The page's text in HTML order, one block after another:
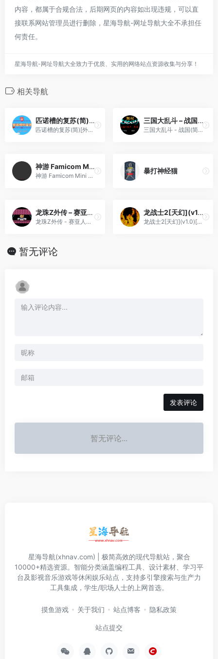
内容，都属于合规合法，后期网页的内容如出现违规，可以直
接联系网站管理员进行删除，星海导航-网址导航大全不承担任
何责任。
星海导航-网址导航大全致力于优质、实用的网络站点资源收集与分享！
相关导航
匹诺槽的复苏(简)[外星科技](CN)[RPG](4Mb)
匹诺槽的复苏(简)[外星科技](CN)[RPG](4Mb)
三国大乱斗 – 战国(简)[南晶科技](CN)[RPG](8Mb)
三国大乱斗 - 战国(简)[南晶科技](CN)[RPG](8Mb)
神游 Famicom Mini Collection[未发售](简)(32Mb)
神游 Famicom Mini Collection[未发售](简)(32Mb)
暴打神经猫
龙珠Z外传 – 赛亚人灭绝计划(简)[恒格电子](JP)[RPG](6Mb)
龙珠Z外传 - 赛亚人灭绝计划(简)[恒格电子](JP)[RPG](6Mb)
龙战士2[天幻](v1.0)[简](JP)(36Mb)
龙战士2[天幻](v1.0)[简](JP)(36Mb)
暂无评论
发表评论
暂无评论...
星海导航(xhnav.com) | 极简高效的现代导航站，聚合
10000+精选资源。智能分类涵盖编程工具、设计素材、学习平
台及影视音乐游戏等休闲娱乐站点，支持多引擎搜索与生产力
工具集成，学生/职场人士的上网首选。
摸鱼游戏 关于我们 站点博客 隐私政策
站点提交